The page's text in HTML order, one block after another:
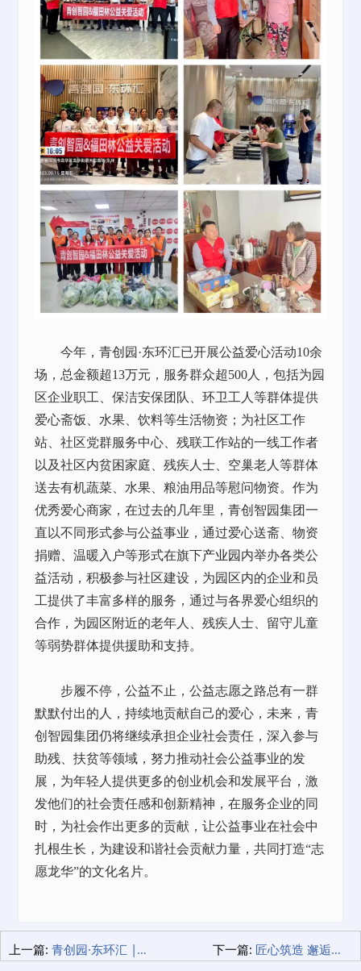
今年，青创园·东环汇已开展公益爱心活动10余
场，总金额超13万元，服务群众超500人，包括为园
区企业职工、保洁安保团队、环卫工人等群体提供
爱心斋饭、水果、饮料等生活物资；为社区工作
站、社区党群服务中心、残联工作站的一线工作者
以及社区内贫困家庭、残疾人士、空巢老人等群体
送去有机蔬菜、水果、粮油用品等慰问物资。作为
优秀爱心商家，在过去的几年里，青创智园集团一
直以不同形式参与公益事业，通过爱心送斋、物资
捐赠、温暖入户等形式在旗下产业园 内举办各类公
益活动，积极参与社区建设，为园区内的企业和员
工提供了丰富多样的服务，通过与各界爱心组织的
合作，为园区附近的老年人、残疾人士、留守儿童
等弱势群体提供援助和支持。
步履不停，公益不止，公益志愿之路总有一群
默默付出的人，持续地贡献自己的爱心，未来，青
创智园集团仍将继续承担企业社会责任，深入参与
助残、扶贫等领域，努力推动社会公益事业的发
展，为年轻人提供更多的创业机会和发展平台，激
发他们的社会责任感和创新精神，在服务企业的同
时，为社会作出更多的贡献，让公益事业在社会中
扎根生长，为建设和谐社会贡献力量，共同打造“志
愿龙华”的文化名片。
上一篇: 青创园·东环汇 | 二期新品 整装待发 优质办公正当时！ 下一篇: 匠心筑造 邂逅美好办公生活 | 青创园·观澜汇火爆招商中